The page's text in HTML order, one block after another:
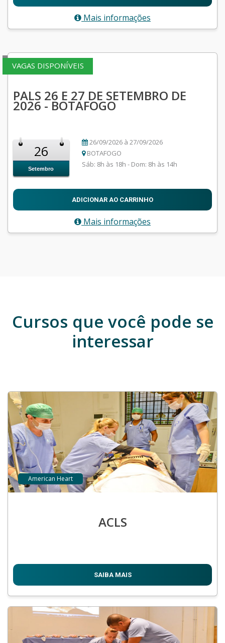
Mais informações
VAGAS DISPONÍVEIS
PALS 26 E 27 DE SETEMBRO DE
2026 - BOTAFOGO
26
Setembro
26/09/2026 à 27/09/2026
BOTAFOGO
Sáb: 8h às 18h - Dom: 8h às 14h
ADICIONAR AO CARRINHO
Mais informações
Cursos que você pode se
interessar
American Heart
ACLS
SAIBA MAIS